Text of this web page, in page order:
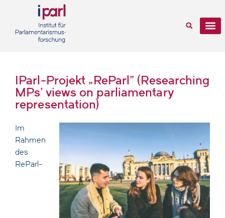
IParl-Projekt „ReParl” (Researching
MPs' views on parliamentary
representation)
Im
Rahmen
des
ReParl-